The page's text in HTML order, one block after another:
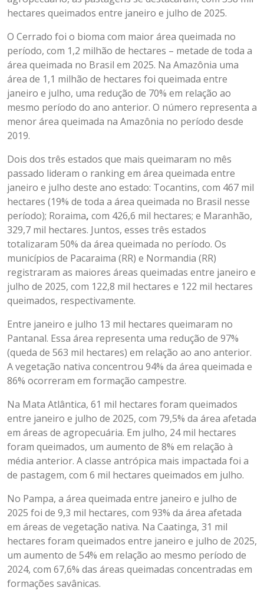
hectares queimados entre janeiro e julho de 2025.
O Cerrado foi o bioma com maior área queimada no
período, com 1,2 milhão de hectares – metade de toda a
área queimada no Brasil em 2025. Na Amazônia uma
área de 1,1 milhão de hectares foi queimada entre
janeiro e julho, uma redução de 70% em relação ao
mesmo período do ano anterior. O número representa a
menor área queimada na Amazônia no período desde
2019.
Dois dos três estados que mais queimaram no mês
passado lideram o ranking em área queimada entre
janeiro e julho deste ano estado: Tocantins, com 467 mil
hectares (19% de toda a área queimada no Brasil nesse
período); Roraima, com 426,6 mil hectares; e Maranhão,
329,7 mil hectares. Juntos, esses três estados
totalizaram 50% da área queimada no período. Os
municípios de Pacaraima (RR) e Normandia (RR)
registraram as maiores áreas queimadas entre janeiro e
julho de 2025, com 122,8 mil hectares e 122 mil hectares
queimados, respectivamente.
Entre janeiro e julho 13 mil hectares queimaram no
Pantanal. Essa área representa uma redução de 97%
(queda de 563 mil hectares) em relação ao ano anterior.
A vegetação nativa concentrou 94% da área queimada e
86% ocorreram em formação campestre.
Na Mata Atlântica, 61 mil hectares foram queimados
entre janeiro e julho de 2025, com 79,5% da área afetada
em áreas de agropecuária. Em julho, 24 mil hectares
foram queimados, um aumento de 8% em relação à
média anterior. A classe antrópica mais impactada foi a
de pastagem, com 6 mil hectares queimados em julho.
No Pampa, a área queimada entre janeiro e julho de
2025 foi de 9,3 mil hectares, com 93% da área afetada
em áreas de vegetação nativa. Na Caatinga, 31 mil
hectares foram queimados entre janeiro e julho de 2025,
um aumento de 54% em relação ao mesmo período de
2024, com 67,6% das áreas queimadas concentradas em
formações savânicas.